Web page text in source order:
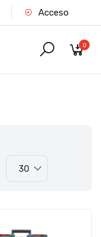
Acceso
0
30